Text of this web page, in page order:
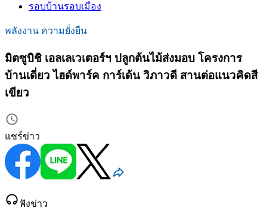
รอบบ้านรอบเมือง
พลังงาน ความยั่งยืน
มิตซูบิชิ เอลเลเวเตอร์ฯ ปลูกต้นไม้ส่งมอบ โครงการ
บ้านเดี่ยว ไฮด์พาร์ค การ์เด้น วิภาวดี สานต่อแนวคิดสี
เขียว
แชร์ข่าว
ฟังข่าว